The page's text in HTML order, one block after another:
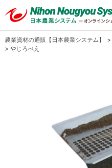
農業資材の通販【日本農業システム】 >
> やじろべえ